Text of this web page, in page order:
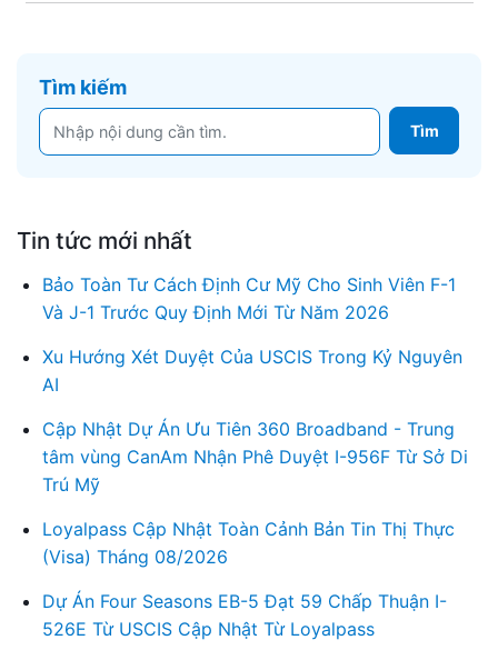
Tìm kiếm
Tin tức mới nhất
Bảo Toàn Tư Cách Định Cư Mỹ Cho Sinh Viên F-1
Và J-1 Trước Quy Định Mới Từ Năm 2026
Xu Hướng Xét Duyệt Của USCIS Trong Kỷ Nguyên
AI
Cập Nhật Dự Án Ưu Tiên 360 Broadband - Trung
tâm vùng CanAm Nhận Phê Duyệt I-956F Từ Sở Di
Trú Mỹ
Loyalpass Cập Nhật Toàn Cảnh Bản Tin Thị Thực
(Visa) Tháng 08/2026
Dự Án Four Seasons EB-5 Đạt 59 Chấp Thuận I-
526E Từ USCIS Cập Nhật Từ Loyalpass